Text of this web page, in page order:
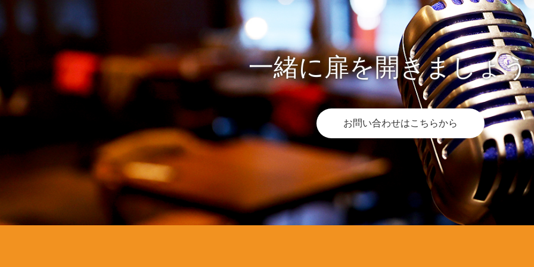
一緒に扉を開きましょう
お問い合わせはこちらから